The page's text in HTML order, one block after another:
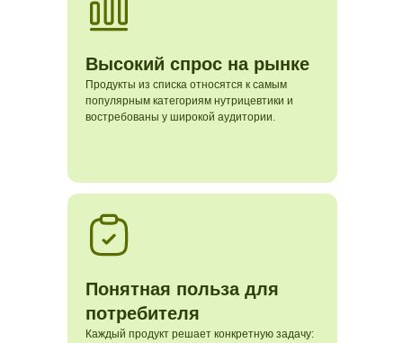
Высокий спрос на рынке
Продукты из списка относятся к самым
популярным категориям нутрицевтики и
востребованы у широкой аудитории.
Понятная польза для
потребителя
Каждый продукт решает конкретную задачу: